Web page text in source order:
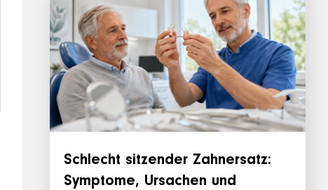
Schlecht sitzender Zahnersatz:
Symptome, Ursachen und